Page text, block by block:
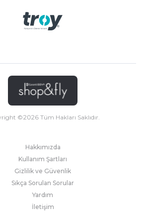
©2026Tüm Hakları Saklıdır.
Hakkımızda
Kullanım Şartları
Gizlilik ve Güvenlik
Sıkça Sorulan Sorular
Yardım
İletişim